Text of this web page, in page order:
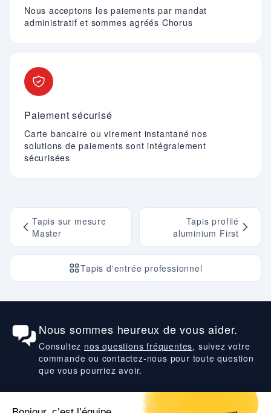
Nous acceptons les paiements par mandat
administratif et sommes agréés Chorus
Paiement sécurisé
Carte bancaire ou virement instantané nos
solutions de paiements sont intégralement
sécurisées
Tapis sur mesure
Master
Tapis d'entrée professionnel
Tapis profilé
aluminium First
Nous sommes heureux de vous aider.
Consultez nos questions fréquentes, suivez votre
commande ou contactez-nous pour toute question
que vous pourriez avoir.